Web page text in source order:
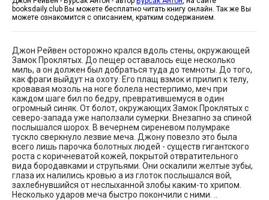
booksdaily.club Вы можете бесплатно читать книгу онлайн. Так же Вы
можете ознакомится с описанием, кратким содержанием.
Джон Рейвен осторожно крался вдоль стены, окружающей
Замок Проклятых. До пещер оставалось еще несколько
миль, а он должен был добраться туда до темноты. До того,
как фраги выйдут на охоту. Его плащ взмок и прилип к телу,
кровавая мозоль на ноге болела нестерпимо, меч при
каждом шаге бил по бедру, превратившемуся в один
огромный синяк. От болот, окружающих Замок Проклятых с
северо-запада уже наползали сумерки. Внезапно за спиной
послышался шорох. В вечернем сиреневом полумраке
тускло сверкнуло лезвие меча. Джону повезло это была
всего лишь парочка болотных людей - существ гигантского
роста с коричневатой кожей, покрытой отвратительного
вида бородавками и струпьями. Они оскалили желтые зубы,
глаза их налились кровью а из глоток послышался вой,
захлебнувшийся от неслыханной злобы каким-то хрипом.
Несколько ударов меча быстро покончили с ними. ..